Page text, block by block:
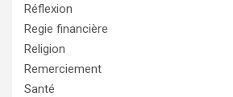
Réflexion
Regie financière
Religion
Remerciement
Santé